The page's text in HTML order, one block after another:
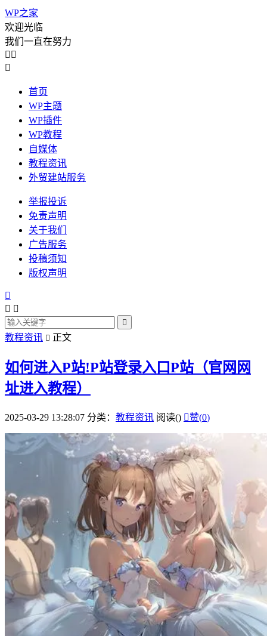
WP之家
欢迎光临
我们一直在努力
 

首页
WP主题
WP插件
WP教程
自媒体
教程资讯
外贸建站服务
举报投诉
免责声明
关于我们
广告服务
投稿须知
版权声明

 

教程资讯  正文
如何进入P站!P站登录入口P站（官网网
址进入教程）
2025-03-29 13:28:07 分类： 教程资讯 阅读() 赞(0)